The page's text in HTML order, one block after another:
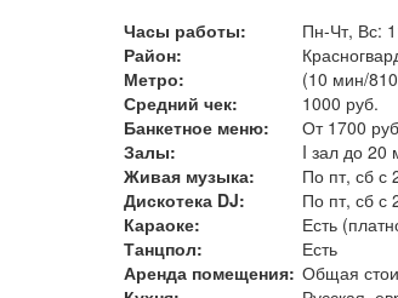
Часы работы:
Пн-Чт, Вс:
Район:
Метро:
(10 мин/
Средний чек:
1000 руб.
Банкетное меню:
От 1700
Залы:
I зал до 20
Живая музыка:
По пт, сб с
Дискотека DJ:
По пт, сб с
Караоке:
Есть
Танцпол:
Есть
Аренда помещения: Общая